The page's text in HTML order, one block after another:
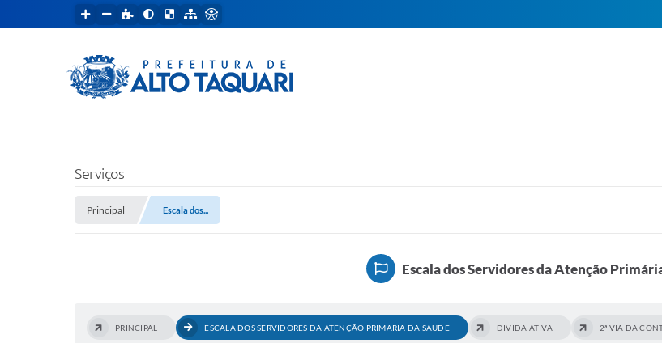
Serviços
Principal Escala dos...
Escala dos Servidores da Atenção
PRINCIPAL ESCALA DOS SERVIDORES DA ATENÇÃO PRIMÁRIA DA SAÚDE DÍVIDA ATIVA 2ª VIA DA